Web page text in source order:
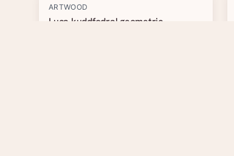
-20%
ARTWOOD
Luca kuddfodral geometric